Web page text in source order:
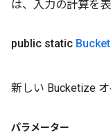
は、入力の計算を
public static
新しい Bucketize
パラメーター